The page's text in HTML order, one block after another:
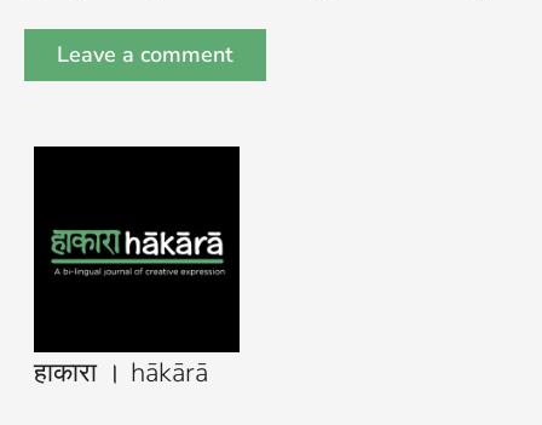
हाकारा । hākārā